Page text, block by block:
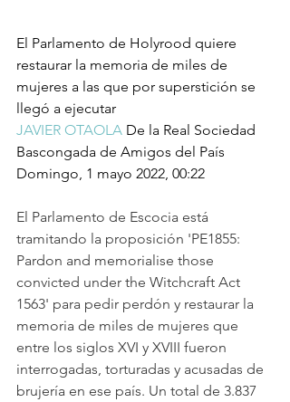
El Parlamento de Holyrood quiere
restaurar la memoria de miles de
mujeres a las que por superstición se
llegó a ejecutar
JAVIER OTAOLA De la Real Sociedad
Bascongada de Amigos del País
Domingo, 1 mayo 2022, 00:22
El Parlamento de Escocia está
tramitando la proposición 'PE1855:
Pardon and memorialise those
convicted under the Witchcraft Act
1563' para pedir perdón y restaurar la
memoria de miles de mujeres que
entre los siglos XVI y XVIII fueron
interrogadas, torturadas y acusadas de
brujería en ese país. Un total de 3.837